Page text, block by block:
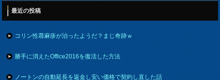
最近の投稿
コリン性蕁麻疹が治ったようだ？まじ奇跡ｗ
勝手に消えたOffice2016を復活した方法
ノートンの自動延長を返金し安い価格で契約し直した話